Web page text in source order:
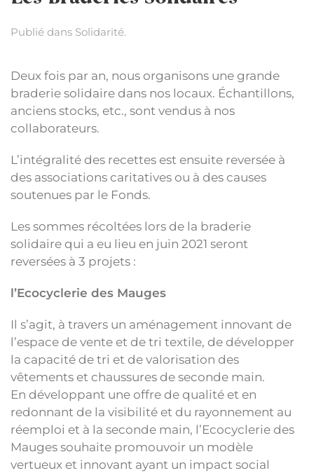
Publié dans Solidarité.
Deux fois par an, nous organisons une grande
braderie solidaire dans nos locaux. Échantillons,
anciens stocks, etc., sont vendus à nos
collaborateurs.
L’intégralité des recettes est ensuite reversée à
des associations caritatives ou à des causes
soutenues par le Fonds.
Les sommes récoltées lors de la braderie
solidaire qui a eu lieu en juin 2021 seront
reversées à 3 projets :
l’Ecocyclerie des Mauges
Il s’agit, à travers un aménagement innovant de
l’espace de vente et de tri textile, de développer
la capacité de tri et de valorisation des
vêtements et chaussures de seconde main.
En développant une offre de qualité et en
redonnant de la visibilité et du rayonnement au
réemploi et à la seconde main, l’Ecocyclerie des
Mauges souhaite promouvoir un modèle
vertueux et innovant ayant un impact social